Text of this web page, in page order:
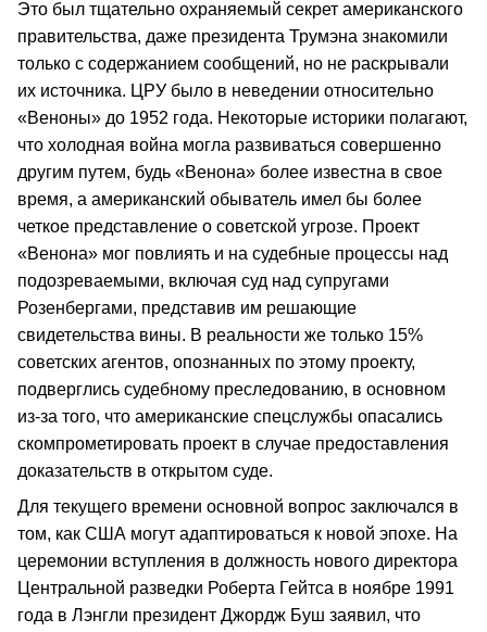
Это был тщательно охраняемый секрет американского
правительства, даже президента Трумэна знакомили
только с содержанием сообщений, но не раскрывали
их источника. ЦРУ было в неведении относительно
«Веноны» до 1952 года. Некоторые историки полагают,
что холодная война могла развиваться совершенно
другим путем, будь «Венона» более известна в свое
время, а американский обыватель имел бы более
четкое представление о советской угрозе. Проект
«Венона» мог повлиять и на судебные процессы над
подозреваемыми, включая суд над супругами
Розенбергами, представив им решающие
свидетельства вины. В реальности же только 15%
советских агентов, опознанных по этому проекту,
подверглись судебному преследованию, в основном
из-за того, что американские спецслужбы опасались
скомпрометировать проект в случае предоставления
доказательств в открытом суде.
Для текущего времени основной вопрос заключался в
том, как США могут адаптироваться к новой эпохе. На
церемонии вступления в должность нового директора
Центральной разведки Роберта Гейтса в ноябре 1991
года в Лэнгли президент Джордж Буш заявил, что